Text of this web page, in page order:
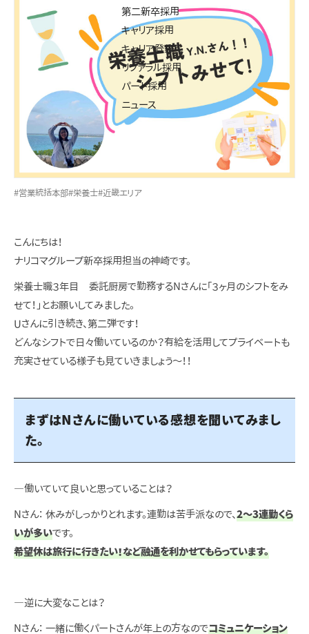
第二新卒採用
キャリア採用
キャリア登録
リファラル採用
パート採用
ニュース
#営業統括本部#栄養士#近畿エリア
こんにちは！
ナリコマグループ新卒採用担当の神崎です。
栄養士職３年目 委託厨房で勤務するNさんに「３ヶ月のシフトをみ
せて！」とお願いしてみました。
Uさんに引き続き、第二弾です！
どんなシフトで日々働いているのか？有給を活用してプライベートも
充実させている様子も見ていきましょう～！！
まずはNさんに働いている感想を聞いてみまし
た。
―働いていて良いと思っていることは？
Nさん： 休みがしっかりとれます。連勤は苦手派なので、 2～3連勤くら
いが多いです。
希望休は旅行に行きたい！など融通を利かせてもらっています。
―逆に大変なことは？
Nさん： 一緒に働くパートさんが年上の方なのでコミュニケーション